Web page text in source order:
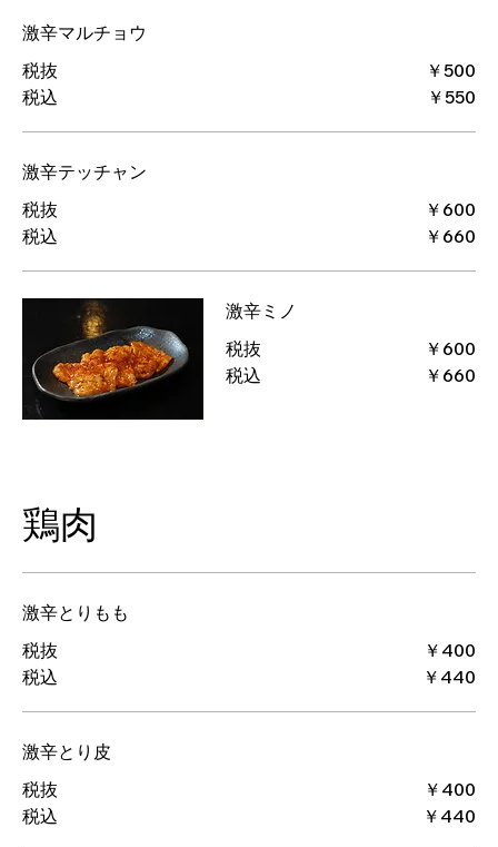
激辛マルチョウ
税抜
￥500
税込
￥550
激辛テッチャン
税抜
￥600
税込
￥660
激辛ミノ
税抜
￥600
税込
￥660
鶏肉
激辛とりもも
税抜
￥400
税込
￥440
激辛とり皮
税抜
￥400
税込
￥440